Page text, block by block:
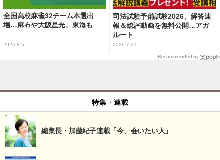
全国高校麻雀32チーム本選出
場…麻布や大阪星光、東海も
2026.8.5
司法試験予備試験2026、解答速
報＆総評動画を無料公開…アガ
ルート
2026.7.21
Recommended by
特集・連載
編集長・加藤紀子連載「今、会いたい人」